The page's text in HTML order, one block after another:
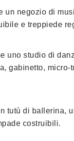
un negozio di
e treppiede
uno studio di
gabinetto,
tutù di ballerina,
costruibili.